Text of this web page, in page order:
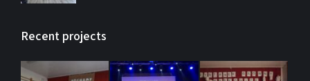
Recent projects